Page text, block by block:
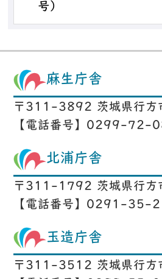
号）
麻生庁舎
〒311-3892 茨城県行
【電話番号】0299-72-
北浦庁舎
〒311-1792 茨城県行
【電話番号】0291-35-
玉造庁舎
〒311-3512 茨城県行方